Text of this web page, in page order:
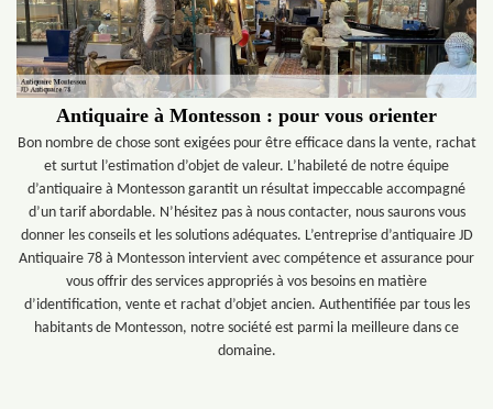
Antiquaire à Montesson : pour vous orienter
Bon nombre de chose sont exigées pour être efficace dans la vente, rachat
et surtut l’estimation d’objet de valeur. L’habileté de notre équipe
d’antiquaire à Montesson garantit un résultat impeccable accompagné
d’un tarif abordable. N’hésitez pas à nous contacter, nous saurons vous
donner les conseils et les solutions adéquates. L’entreprise d’antiquaire JD
Antiquaire 78 à Montesson intervient avec compétence et assurance pour
vous offrir des services appropriés à vos besoins en matière
d’identification, vente et rachat d’objet ancien. Authentifiée par tous les
habitants de Montesson, notre société est parmi la meilleure dans ce
domaine.